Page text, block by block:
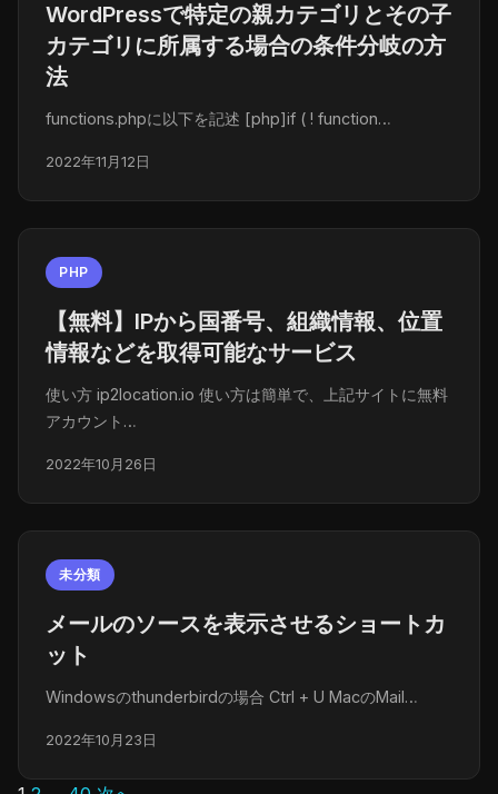
WordPressで特定の親カテゴリとその子
カテゴリに所属する場合の条件分岐の方
法
functions.phpに以下を記述 [php]if ( ! function…
2022年11月12日
PHP
【無料】IPから国番号、組織情報、位置
情報などを取得可能なサービス
使い方 ip2location.io 使い方は簡単で、上記サイトに無料
アカウント…
2022年10月26日
未分類
メールのソースを表示させるショートカ
ット
Windowsのthunderbirdの場合 Ctrl + U MacのMail…
2022年10月23日